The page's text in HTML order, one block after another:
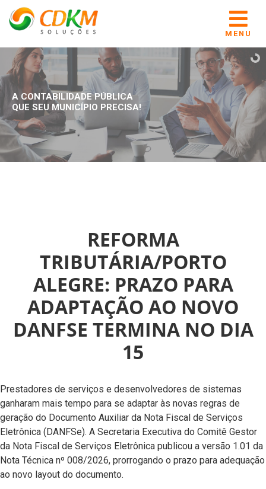
MENU
A CONTABILIDADE PÚBLICA
QUE SEU MUNICÍPIO PRECISA!
REFORMA
TRIBUTÁRIA/PORTO
ALEGRE: PRAZO PARA
ADAPTAÇÃO AO NOVO
DANFSE TERMINA NO DIA
15
Prestadores de serviços e desenvolvedores de sistemas
ganharam mais tempo para se adaptar às novas regras de
geração do Documento Auxiliar da Nota Fiscal de Serviços
Eletrônica (DANFSe). A Secretaria Executiva do Comitê Gestor
da Nota Fiscal de Serviços Eletrônica publicou a versão 1.01 da
Nota Técnica nº 008/2026, prorrogando o prazo para adequação
ao novo layout do documento.